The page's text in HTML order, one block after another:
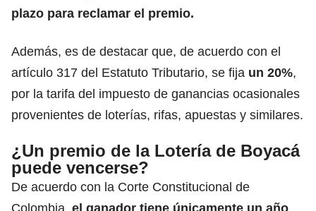
plazo para reclamar el premio.
Además, es de destacar que, de acuerdo con el
artículo 317 del Estatuto Tributario, se fija un 20%,
por la tarifa del impuesto de ganancias ocasionales
provenientes de loterías, rifas, apuestas y similares.
¿Un premio de la Lotería de Boyacá
puede vencerse?
De acuerdo con la Corte Constitucional de
Colombia, el ganador tiene únicamente un año